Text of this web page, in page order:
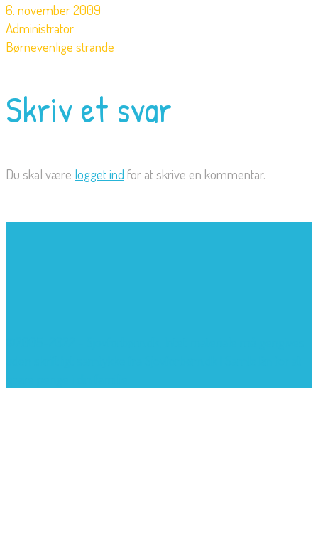
6. november 2009
Administrator
Børnevenlige strande
Skriv et svar
Du skal være logget ind for at skrive en kommentar.